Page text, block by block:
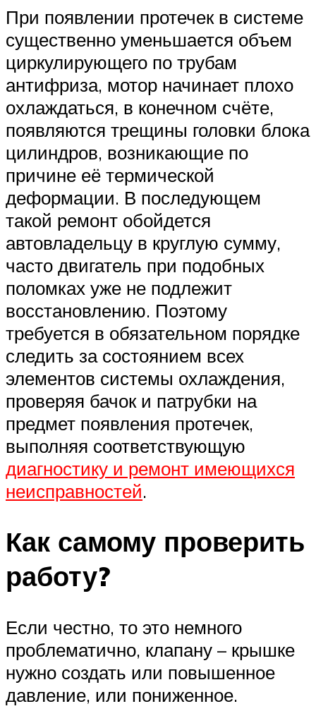
При появлении протечек в системе
существенно уменьшается объем
циркулирующего по трубам
антифриза, мотор начинает плохо
охлаждаться, в конечном счёте,
появляются трещины головки блока
цилиндров, возникающие по
причине её термической
деформации. В последующем
такой ремонт обойдется
автовладельцу в круглую сумму,
часто двигатель при подобных
поломках уже не подлежит
восстановлению. Поэтому
требуется в обязательном порядке
следить за состоянием всех
элементов системы охлаждения,
проверяя бачок и патрубки на
предмет появления протечек,
выполняя соответствующую
диагностику и ремонт имеющихся
неисправностей.
Как самому проверить
работу?
Если честно, то это немного
проблематично, клапану – крышке
нужно создать или повышенное
давление, или пониженное.